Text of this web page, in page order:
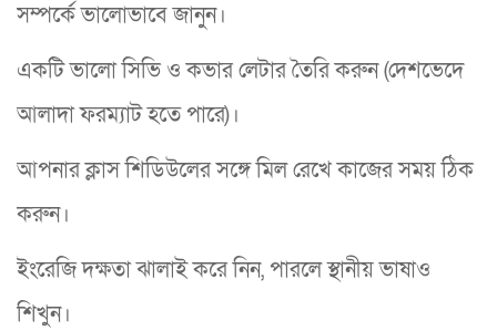
সম্পর্কে ভালোভাবে জানুন।
একটি ভালো সিভি ও কভার লেটার তৈরি করুন (দেশভেদে
আলাদা ফরম্যাট হতে পারে)।
আপনার ক্লাস শিডিউলের সঙ্গে মিল রেখে কাজের সময় ঠিক
করুন।
ইংরেজি দক্ষতা ঝালাই করে নিন, পারলে স্থানীয় ভাষাও
শিখুন।